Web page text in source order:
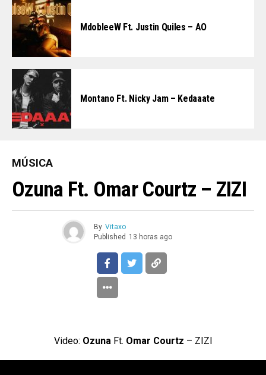
MdobleeW Ft. Justin Quiles – AO
Montano Ft. Nicky Jam – Kedaaate
MÚSICA
Ozuna Ft. Omar Courtz – ZIZI
By Vitaxo
Published 13 horas ago
Video: Ozuna Ft. Omar Courtz – ZIZI